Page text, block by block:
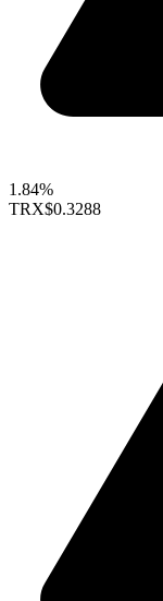
1.84%
TRX$0.3288